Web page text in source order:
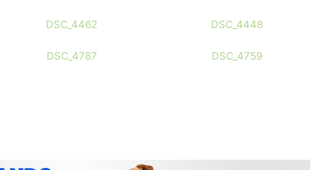
DSC_4462 DSC_4448
DSC_4787 DSC_4759